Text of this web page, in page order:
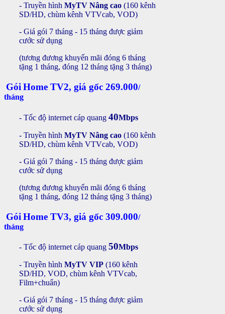
- Truyền hình MyTV Nâng cao (160 kênh
SD/HD, chùm kênh VTVcab, VOD)
- Giá gói 7 tháng - 15 tháng được giảm
cước sử dụng
(tương đương khuyến mãi đóng 6 tháng
tặng 1 tháng, đóng 12 tháng tặng 3 tháng)
Gói Home TV2, giá gốc 269.000/
tháng
- Tốc độ internet cáp quang 40Mbps
- Truyền hình MyTV Nâng cao (160 kênh
SD/HD, chùm kênh VTVcab, VOD)
- Giá gói 7 tháng - 15 tháng được giảm
cước sử dụng
(tương đương khuyến mãi đóng 6 tháng
tặng 1 tháng, đóng 12 tháng tặng 3 tháng)
Gói Home TV3, giá gốc 309.000/
tháng
- Tốc độ internet cáp quang 50Mbps
- Truyền hình MyTV VIP (160 kênh
SD/HD, VOD, chùm kênh VTVcab,
Film+chuẩn)
- Giá gói 7 tháng - 15 tháng được giảm
cước sử dụng